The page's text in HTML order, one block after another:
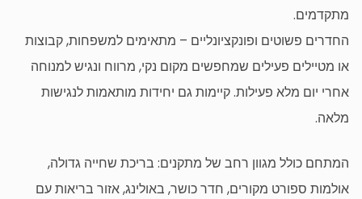
מתקדמים.
החדרים פשוטים ופונקציונליים – מתאימים למשפחות, קבוצות
או מטיילים פעילים שמחפשים מקום נקי, מרווח ונגיש למנוחה
אחרי יום מלא פעילות. קיימות גם יחידות מותאמות לנגישות
מלאה.
המתחם כולל מגוון רחב של מתקנים: בריכת שחייה גדולה,
אולמות ספורט מקורים, חדר כושר, באולינג, אזור בריאות עם